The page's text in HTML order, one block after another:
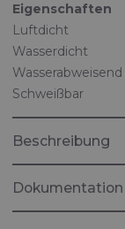
Eigenschaften
Luftdicht
Wasserdicht
Wasserabweisend
Schweißbar
Beschreibung
Dokumentation